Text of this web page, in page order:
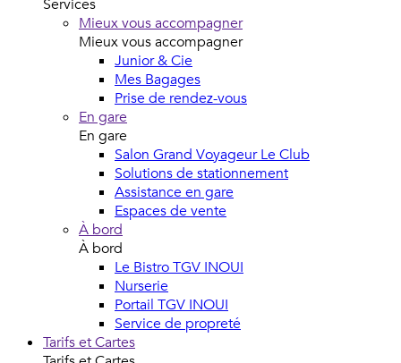
Services
Mieux vous accompagner
Mieux vous accompagner
Junior & Cie
Mes Bagages
Prise de rendez-vous
En gare
En gare
Salon Grand Voyageur Le Club
Solutions de stationnement
Assistance en gare
Espaces de vente
À bord
À bord
Le Bistro TGV INOUI
Nurserie
Portail TGV INOUI
Service de propreté
Tarifs et Cartes